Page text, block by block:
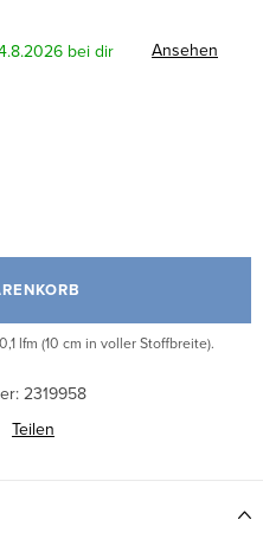
Ansehen
lfm (10 cm in voller Stoffbreite).
2319958
Teilen